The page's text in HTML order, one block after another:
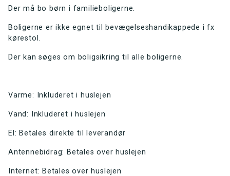
Der må bo børn i familieboligerne.
Boligerne er ikke egnet til bevægelseshandikappede i fx
kørestol.
Der kan søges om boligsikring til alle boligerne.
Varme: Inkluderet i huslejen
Vand: Inkluderet i huslejen
El: Betales direkte til leverandør
Antennebidrag: Betales over huslejen
Internet: Betales over huslejen